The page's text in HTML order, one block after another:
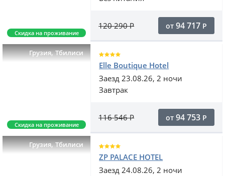
Скидка на проживание
120 290Р от 94 717 Р
Грузия,Тбилиси
Скидка на проживание
Elle Boutique Hotel
Заезд 23.08.26, 2 ночи
Завтрак
116 546Р от 94 753 Р
Грузия,Тбилиси
ZP PALACE HOTEL
Заезд 24.08.26, 2 ночи